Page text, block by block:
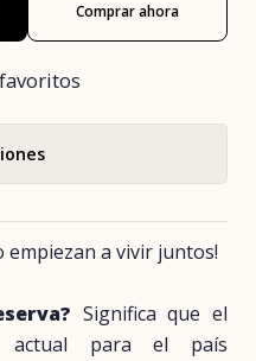
Comprar ahora
empiezan a vivir juntos!
Significa que el
para el país